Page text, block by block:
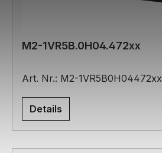
M2-1VR5B.0H04.472xx
Art. Nr.: M2-1VR5B0H04472xx
Details